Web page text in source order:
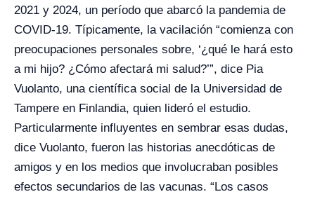
2021 y 2024, un período que abarcó la pandemia de
COVID-19. Típicamente, la vacilación “comienza con
preocupaciones personales sobre, ‘¿qué le hará esto
a mi hijo? ¿Cómo afectará mi salud?’”, dice Pia
Vuolanto, una científica social de la Universidad de
Tampere en Finlandia, quien lideró el estudio.
Particularmente influyentes en sembrar esas dudas,
dice Vuolanto, fueron las historias anecdóticas de
amigos y en los medios que involucraban posibles
efectos secundarios de las vacunas. “Los casos